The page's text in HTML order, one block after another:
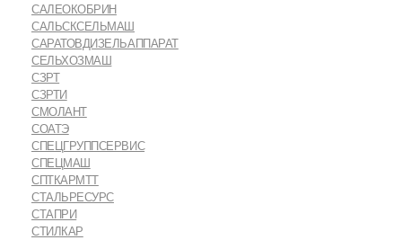
САЛЕОКОБРИН
САЛЬСКСЕЛЬМАШ
САРАТОВДИЗЕЛЬАППАРАТ
СЕЛЬХОЗМАШ
СЗРТ
СЗРТИ
СМОЛАНТ
СОАТЭ
СПЕЦГРУППСЕРВИС
СПЕЦМАШ
СПТКАРМТТ
СТАЛЬРЕСУРС
СТАПРИ
СТИЛКАР